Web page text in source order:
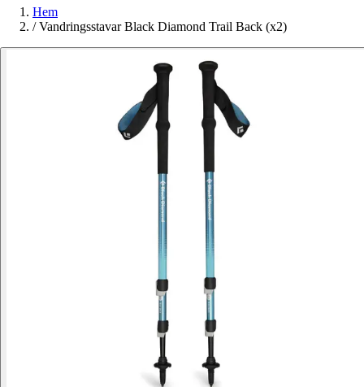
Hem
/ Vandringsstavar Black Diamond Trail Back (x2)